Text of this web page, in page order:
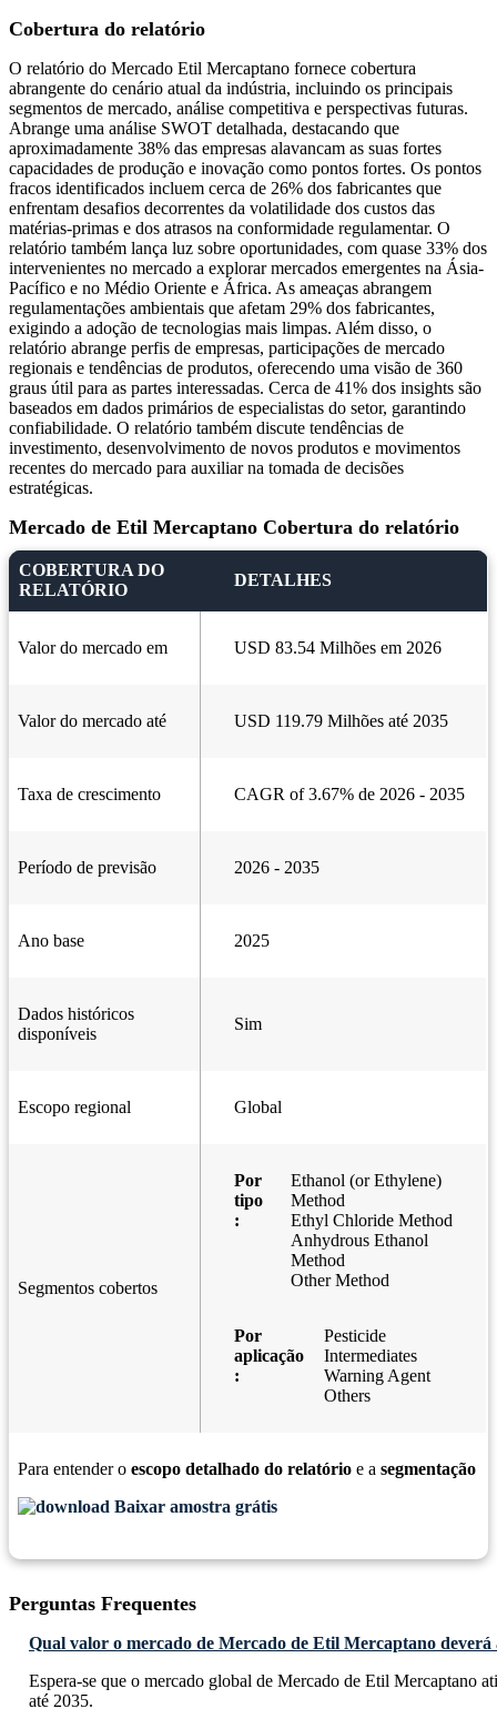
Cobertura do relatório
O relatório do Mercado Etil Mercaptano fornece cobertura
abrangente do cenário atual da indústria, incluindo os principais
segmentos de mercado, análise competitiva e perspectivas futuras.
Abrange uma análise SWOT detalhada, destacando que
aproximadamente 38% das empresas alavancam as suas fortes
capacidades de produção e inovação como pontos fortes. Os pontos
fracos identificados incluem cerca de 26% dos fabricantes que
enfrentam desafios decorrentes da volatilidade dos custos das
matérias-primas e dos atrasos na conformidade regulamentar. O
relatório também lança luz sobre oportunidades, com quase 33% dos
intervenientes no mercado a explorar mercados emergentes na Ásia-
Pacífico e no Médio Oriente e África. As ameaças abrangem
regulamentações ambientais que afetam 29% dos fabricantes,
exigindo a adoção de tecnologias mais limpas. Além disso, o
relatório abrange perfis de empresas, participações de mercado
regionais e tendências de produtos, oferecendo uma visão de 360 ​​
graus útil para as partes interessadas. Cerca de 41% dos insights são
baseados em dados primários de especialistas do setor, garantindo
confiabilidade. O relatório também discute tendências de
investimento, desenvolvimento de novos produtos e movimentos
recentes do mercado para auxiliar na tomada de decisões
estratégicas.
Mercado de Etil Mercaptano Cobertura do relatório
COBERTURA DO
RELATÓRIO
DETALHES
Valor do mercado em USD 83.54 Milhões em 2026
Valor do mercado até USD 119.79 Milhões até 2035
Taxa de crescimento CAGR of 3.67% de 2026 - 2035
Período de previsão 2026 - 2035
Ano base 2025
Dados históricos
disponíveis
Sim
Escopo regional Global
Segmentos cobertos
Por
tipo
:
Ethanol (or Ethylene)
Method
Ethyl Chloride Method
Anhydrous Ethanol
Method
Other Method
Por
aplicação
:
Pesticide
Intermediates
Warning Agent
Others
Para entender o escopo detalhado do relatório e a segmentação
Baixar amostra grátis
Perguntas Frequentes
Qual valor o mercado de Mercado de Etil Mercaptano deverá
Espera-se que o mercado global de Mercado de Etil Mercaptano
até 2035.